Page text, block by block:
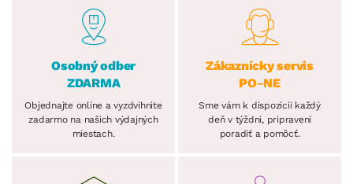
Osobný odber
ZDARMA
Objednajte online a vyzdvihnite
zadarmo na našich výdajných
miestach.
Zákaznícky servis
PO–NE
Sme vám k dispozícii každý
deň v týždni, pripravení
poradiť a pomôcť.